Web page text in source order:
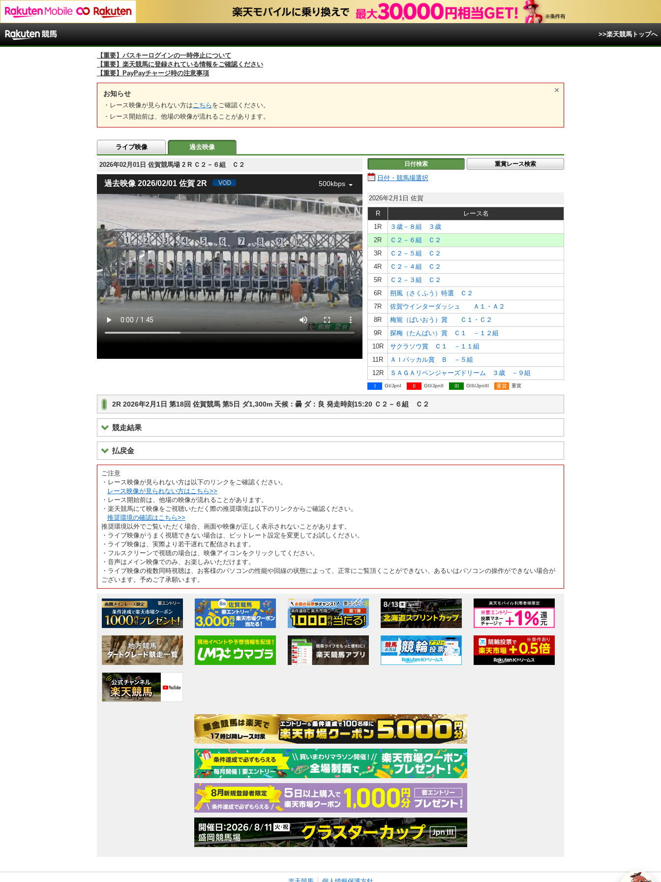
>>楽天競馬トップへ
【重要】パスキーログインの一時停止について
【重要】楽天競馬に登録されている情報をご確認ください
【重要】PayPayチャージ時の注意事項
お知らせ
・レース映像が見られない方は こちら をご確認ください。
・レース開始前は、他場の映像が流れることがあります。
ライブ映像 過去映像
2026年02月01日 佐賀競馬場 2 R Ｃ２－６組 Ｃ２
過去映像 2026/02/01 佐賀 2R 500kbps
日付検索 重賞レース検索
日付・競馬場選択
2026年2月1日 佐賀
R
レース名
1R
３歳－８組 ３歳
2R
Ｃ２－６組 Ｃ２
3R
Ｃ２－５組 Ｃ２
4R
Ｃ２－４組 Ｃ２
5R
Ｃ２－３組 Ｃ２
6R
朔風（さくふう）特選 Ｃ２
7R
佐賀ウインターダッシュ Ａ１・Ａ２
8R
梅鴬（ばいおう）賞 Ｃ１・Ｃ２
9R
探梅（たんばい）賞 Ｃ１ －１２組
10R
サクラソウ賞 Ｃ１ －１１組
11R
ＡＩパッカル賞 Ｂ －５組
12R
ＳＡＧＡリベンジャーズドリーム ３歳 －９組
I GI/JpnI II GII/JpnII III GIII/JpnIII 重賞 重賞
2R 2026年2月1日 第18回 佐賀競馬 第5日 ダ1,300m 天候：曇 ダ：良 発走時刻15:20 Ｃ２－６組 Ｃ２
競走結果
払戻金
ご注意
・レース映像が見られない方は以下のリンクをご確認ください。
レース映像が見られない方はこちら>>
・レース開始前は、他場の映像が流れることがあります。
・楽天競馬にて映像をご視聴いただく際の推奨環境は以下のリンクからご確認ください。
推奨環境の確認はこちら>>
推奨環境以外でご覧いただく場合、画面や映像が正しく表示されないことがあります。
・ライブ映像がうまく視聴できない場合は、ビットレート設定を変更してお試しください。
・ライブ映像は、実際より若干遅れて配信されます。
・フルスクリーンで視聴の場合は、映像アイコンをクリックしてください。
・音声はメイン映像でのみ、お楽しみいただけます。
・ライブ映像の複数同時視聴は、お客様のパソコンの性能や回線の状態によって、正常にご覧頂くことができない、あるいはパソコンの操作ができない場合が
ございます。予めご了承願います。